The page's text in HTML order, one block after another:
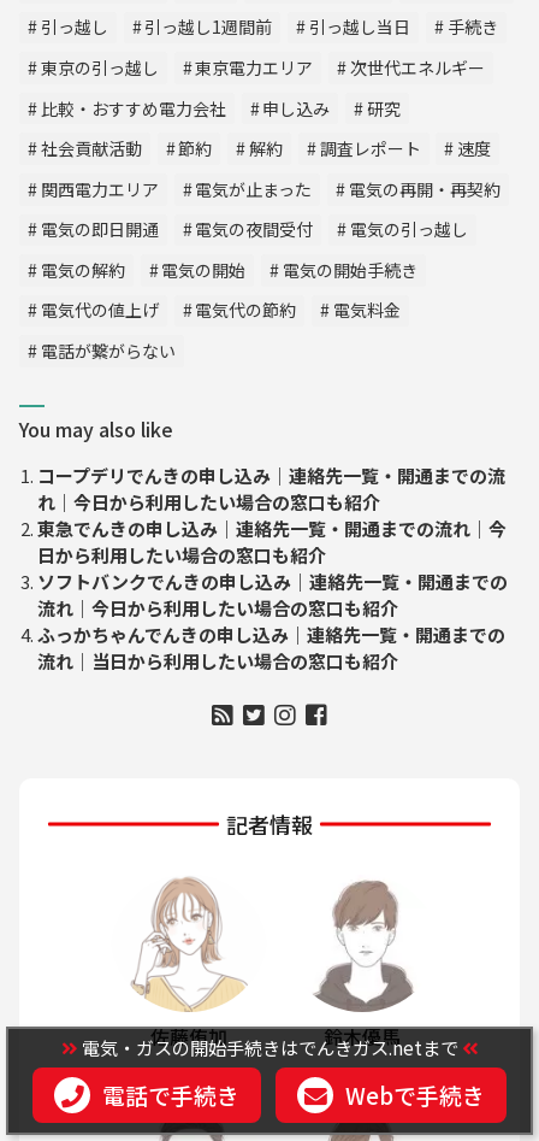
引っ越し
引っ越し1週間前 引っ越し当日
手続き
東京の引っ越し
東京電力エリア
次世代エネルギー
比較・おすすめ電力会社
申し込み
研究
社会貢献活動
節約 解約 調査レポート
速度
関西電力エリア
電気が止まった
電気の再開・再契約
電気の即日開通
電気の夜間受付
電気の引っ越し
電気の解約
電気の開始
電気の開始手続き
電気代の値上げ
電気代の節約
電気料金
電話が繋がらない
You may also like
コープデリでんきの申し込み｜連絡先一覧・開通までの流
れ｜今日から利用したい場合の窓口も紹介
東急でんきの申し込み｜連絡先一覧・開通までの流れ｜今
日から利用したい場合の窓口も紹介
ソフトバンクでんきの申し込み｜連絡先一覧・開通までの
流れ｜今日から利用したい場合の窓口も紹介
ふっかちゃんでんきの申し込み｜連絡先一覧・開通までの
流れ｜当日から利用したい場合の窓口も紹介
記者情報
佐藤侑加 鈴木優馬
電気・ガスの開始手続きはでんきガス.netまで
電話で手続き Webで手続き